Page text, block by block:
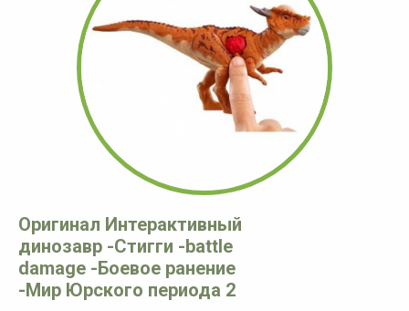
Оригинал Интерактивный
динозавр -Стигги -battle
damage -Боевое ранение
-Мир Юрского периода 2